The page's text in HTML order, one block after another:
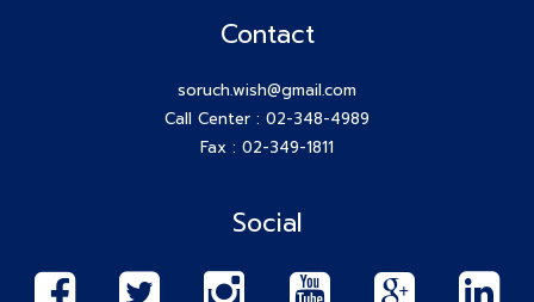
Contact
soruch.wish@gmail.com
Call Center : 02-348-4989
Fax : 02-349-1811
Social